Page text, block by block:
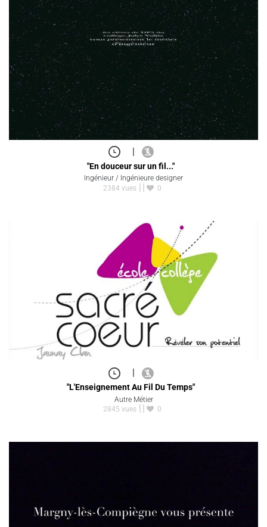
|
"En douceur sur un fil..."
Ingénieur / Ingénieure designer
2384 vues
0
|
"L'Enseignement Au Fil Du Temps"
Autre Métier
2845 vues
0